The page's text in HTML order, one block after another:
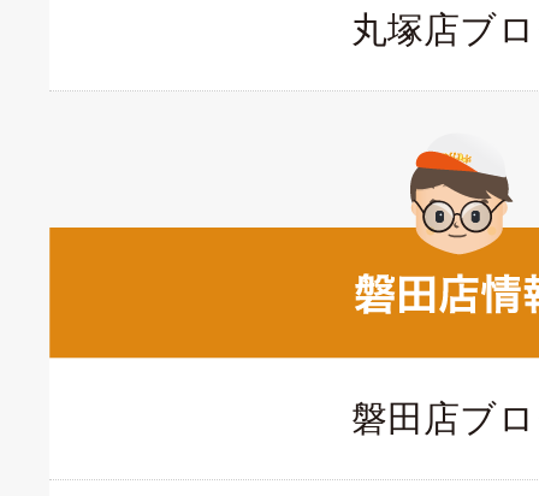
丸塚店ブ
磐田店ブ